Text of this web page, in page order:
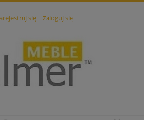
się Zaloguj się